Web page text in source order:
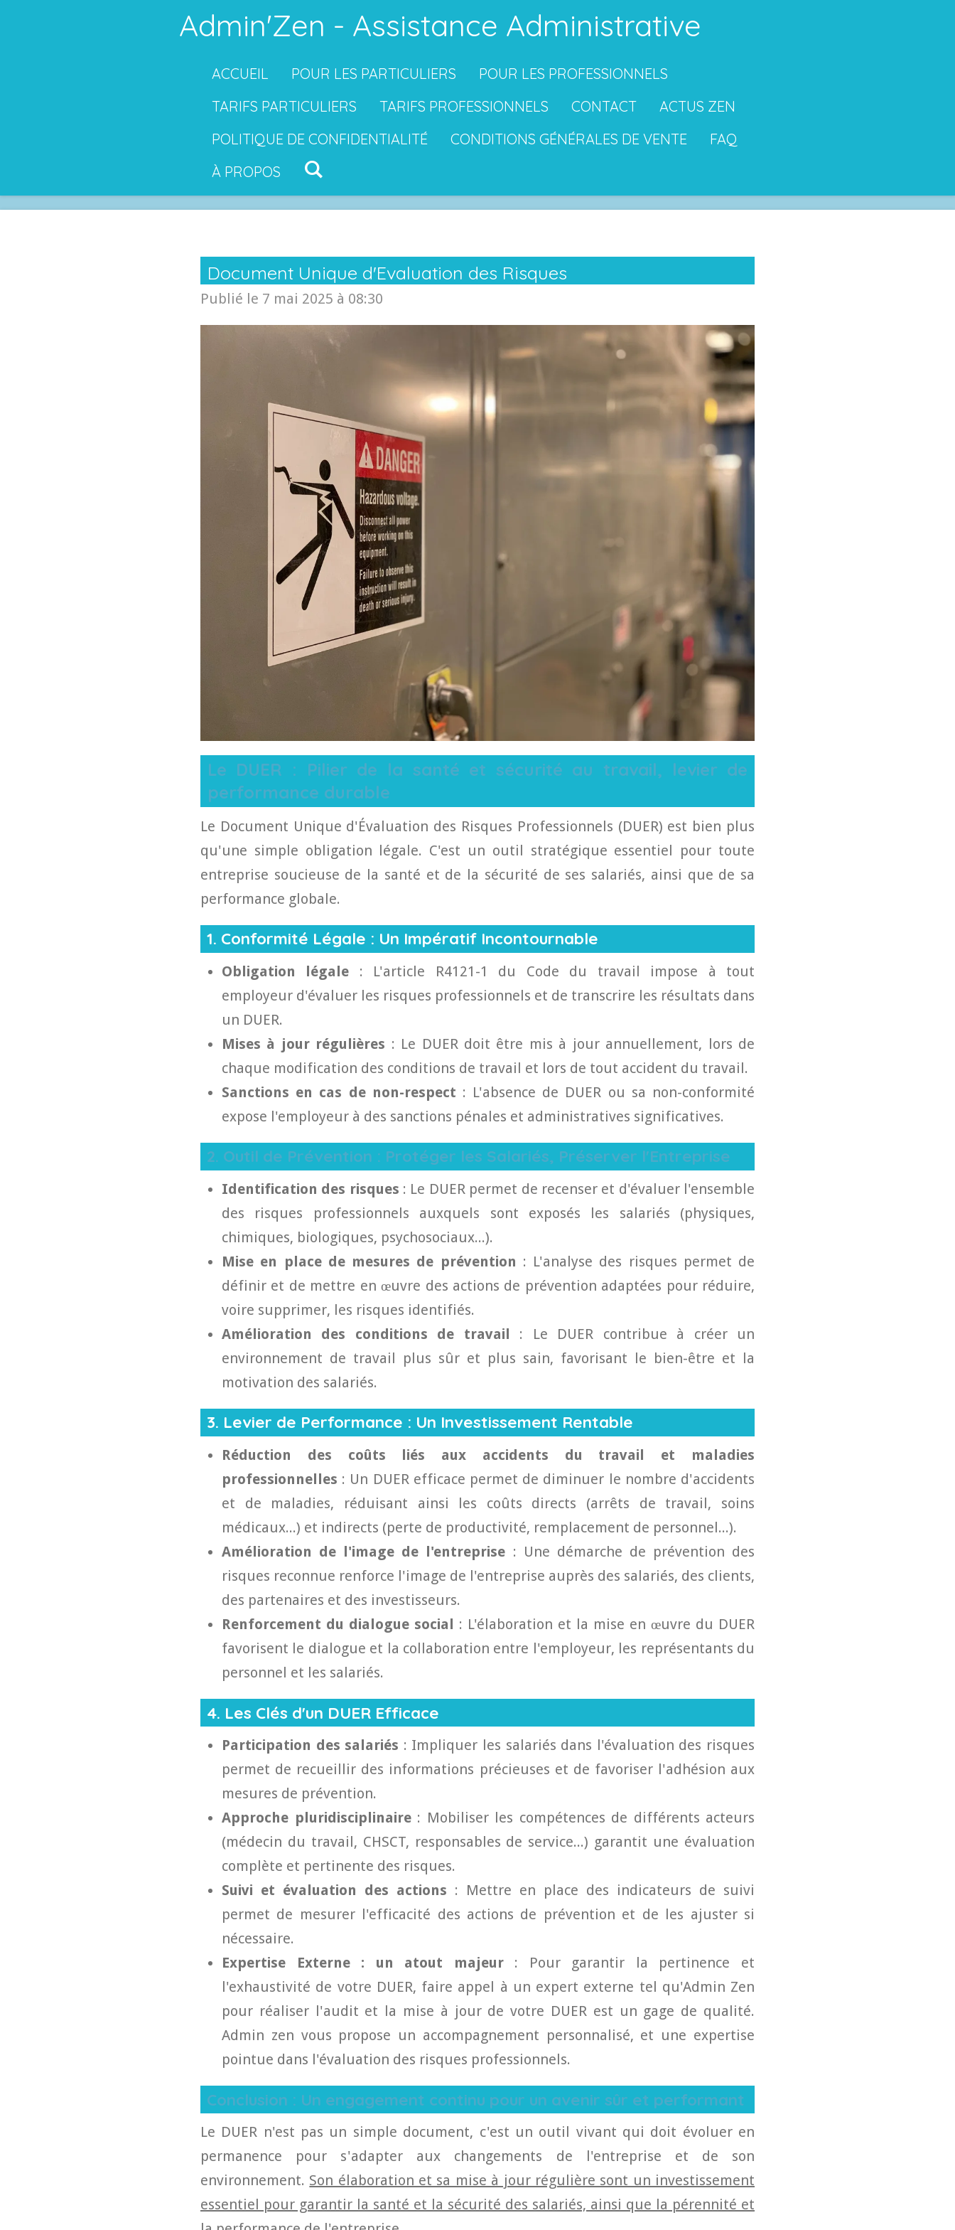
Admin'Zen - Assistance Administrative
ACCUEIL POUR LES PARTICULIERS
POUR LES PROFESSIONNELS
TARIFS PARTICULIERS
TARIFS PROFESSIONNELS CONTACT
ACTUS ZEN
POLITIQUE DE CONFIDENTIALITÉ
CONDITIONS GÉNÉRALES DE VENTE
FAQ
À PROPOS
Document Unique d'Evaluation des Risques
Publié le 7 mai 2025 à 08:30
Le DUER : Pilier de la santé et sécurité au travail, levier de
performance durable
Le Document Unique d'Évaluation des Risques Professionnels (DUER) est bien plus
qu'une simple obligation légale. C'est un outil stratégique essentiel pour toute
entreprise soucieuse de la santé et de la sécurité de ses salariés, ainsi que de sa
performance globale.
1. Conformité Légale : Un Impératif Incontournable
Obligation légale : L'article R4121-1 du Code du travail impose à tout
employeur d'évaluer les risques professionnels et de transcrire les résultats dans
un DUER.
Mises à jour régulières : Le DUER doit être mis à jour annuellement, lors de
chaque modification des conditions de travail et lors de tout accident du travail.
Sanctions en cas de non-respect : L'absence de DUER ou sa non-conformité
expose l'employeur à des sanctions pénales et administratives significatives.
2. Outil de Prévention : Protéger les Salariés, Préserver l'Entreprise
Identification des risques : Le DUER permet de recenser et d'évaluer l'ensemble
des risques professionnels auxquels sont exposés les salariés (physiques,
chimiques, biologiques, psychosociaux...).
Mise en place de mesures de prévention : L'analyse des risques permet de
définir et de mettre en œuvre des actions de prévention adaptées pour réduire,
voire supprimer, les risques identifiés.
Amélioration des conditions de travail : Le DUER contribue à créer un
environnement de travail plus sûr et plus sain, favorisant le bien-être et la
motivation des salariés.
3. Levier de Performance : Un Investissement Rentable
Réduction des coûts liés aux accidents du travail et maladies
professionnelles : Un DUER efficace permet de diminuer le nombre d'accidents
et de maladies, réduisant ainsi les coûts directs (arrêts de travail, soins
médicaux...) et indirects (perte de productivité, remplacement de personnel...).
Amélioration de l'image de l'entreprise : Une démarche de prévention des
risques reconnue renforce l'image de l'entreprise auprès des salariés, des clients,
des partenaires et des investisseurs.
Renforcement du dialogue social : L'élaboration et la mise en œuvre du DUER
favorisent le dialogue et la collaboration entre l'employeur, les représentants du
personnel et les salariés.
4. Les Clés d'un DUER Efficace
Participation des salariés : Impliquer les salariés dans l'évaluation des risques
permet de recueillir des informations précieuses et de favoriser l'adhésion aux
mesures de prévention.
Approche pluridisciplinaire: Mobiliser les compétences de différents acteurs
(médecin du travail, CHSCT, responsables de service...) garantit une évaluation
complète et pertinente des risques.
Suivi et évaluation des actions : Mettre en place des indicateurs de suivi
permet de mesurer l'efficacité des actions de prévention et de les ajuster si
nécessaire.
Expertise Externe : un atout majeur: Pour garantir la pertinence et
l'exhaustivité de votre DUER, faire appel à un expert externe tel qu'Admin Zen
pour réaliser l'audit et la mise à jour de votre DUER est un gage de qualité.
Admin zen vous propose un accompagnement personnalisé, et une expertise
pointue dans l'évaluation des risques professionnels.
Conclusion : Un engagement continu pour un avenir sûr et performant
Le DUER n'est pas un simple document, c'est un outil vivant qui doit évoluer en
permanence pour s'adapter aux changements de l'entreprise et de son
environnement. Son élaboration et sa mise à jour régulière sont un investissement
essentiel pour garantir la santé et la sécurité des salariés, ainsi que la pérennité et